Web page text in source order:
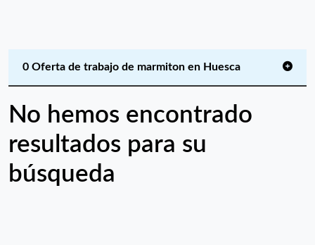
0 Oferta de trabajo de marmiton en Huesca
No hemos encontrado
resultados para su
búsqueda